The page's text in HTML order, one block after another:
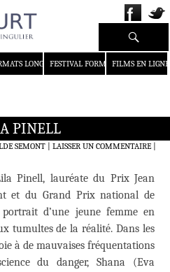
LONGS FESTIVAL FORMAT COURT
FILMS EN LIGNE
Recherche
PINELL
SEMONT LAISSER UN COMMENTAIRE|
Pinell, lauréate du Prix Jean
et du Grand Prix national de
d’une jeune femme en
tumultes de la réalité. Dans les
à de mauvaises fréquentations
du danger, Shana (Eva